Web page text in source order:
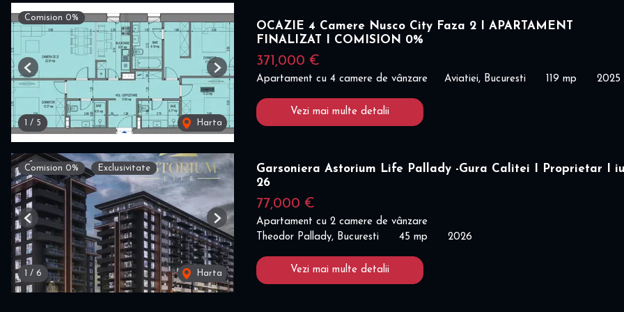
Comision 0%
/ 5 Harta
Previous Next
OCAZIE 4 Camere Nusco City Faza 2 I APARTAMENT
FINALIZAT I COMISION 0%
371,000 €
Apartament cu 4 camere de vânzare Aviatiei, Bucuresti 119 mp 2025
Vezi mai multe detalii
Comision 0% Exclusivitate
/ 6 Harta
Previous Next
Garsoniera Astorium Life Pallady -Gura Calitei I Proprietar I
26
77,000 €
Apartament cu 2 camere de vânzare
Theodor Pallady, Bucuresti
45 mp 2026
Vezi mai multe detalii